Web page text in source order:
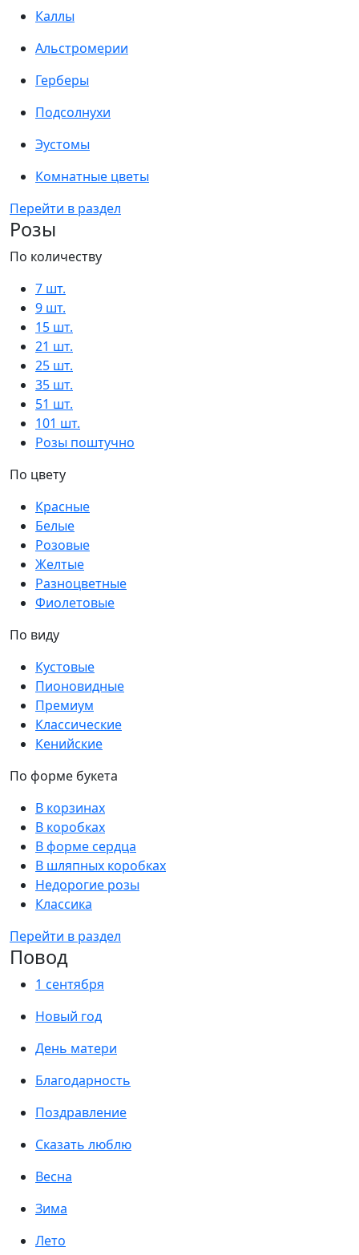
Каллы
Альстромерии
Герберы
Подсолнухи
Эустомы
Комнатные цветы
Перейти в раздел
Розы
По количеству
7 шт.
9 шт.
15 шт.
21 шт.
25 шт.
35 шт.
51 шт.
101 шт.
Розы поштучно
По цвету
Красные
Белые
Розовые
Желтые
Разноцветные
Фиолетовые
По виду
Кустовые
Пионовидные
Премиум
Классические
Кенийские
По форме букета
В корзинах
В коробках
В форме сердца
В шляпных коробках
Недорогие розы
Классика
Перейти в раздел
Повод
1 сентября
Новый год
День матери
Благодарность
Поздравление
Сказать люблю
Весна
Зима
Лето